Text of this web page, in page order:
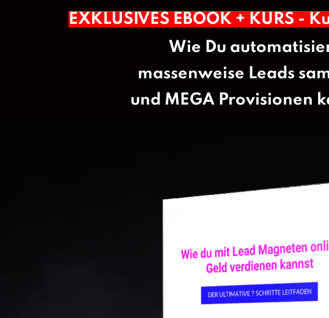
EXKLUSIVES EBOOK + KURS -
Wie Du
massenweise Leads
und MEGA Provisionen